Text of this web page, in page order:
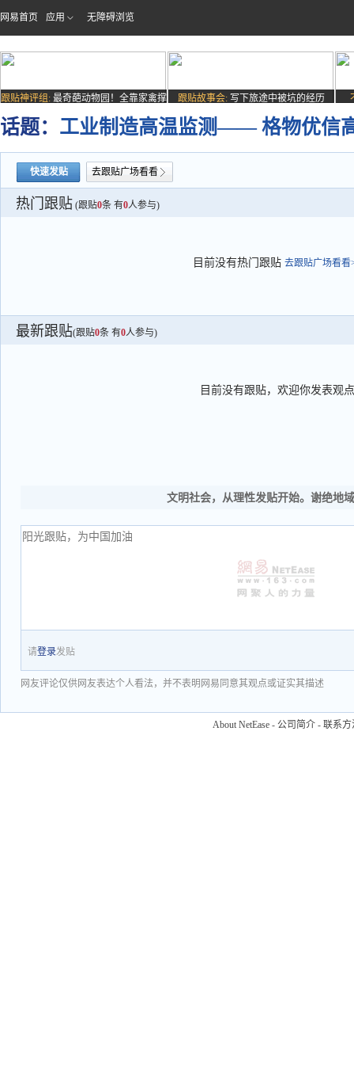
网易首页 应用 无障碍浏览
跟贴神评组: 最奇葩动物园！全靠家禽撑
场子
跟贴故事会: 写下旅途中被坑的经历
话题： 工业制造高温监测—— 格物优信
快速发贴 去跟贴广场看看
热门跟贴 (跟贴0条 有0人参与)
目前没有热门跟贴 去跟贴广场看看
最新跟贴(跟贴0条 有0人参与)
目前没有跟贴，欢迎你发表观点
文明社会，从理性发贴开始。谢绝地
请登录发贴
网友评论仅供网友表达个人看法，并不表明网易同意其观点或证实其描述
About NetEase - 公司简介 - 联系方